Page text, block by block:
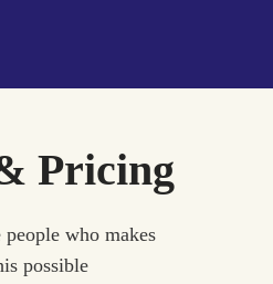
Pricing
people who makes
possible